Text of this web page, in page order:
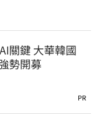
關鍵 大華韓國
勢開募
PR